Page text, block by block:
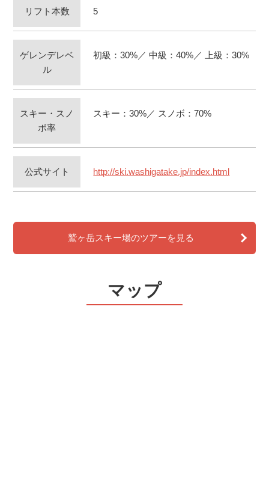
リフト本数 5
ゲレンデレベ
ル
初級：30%／ 中級：40%／ 上級：30%
スキー・スノ
ボ率
スキー：30%／ スノボ：70%
公式サイト http://ski.washigatake.jp/index.html
鷲ヶ岳スキー場のツアーを見る
マップ